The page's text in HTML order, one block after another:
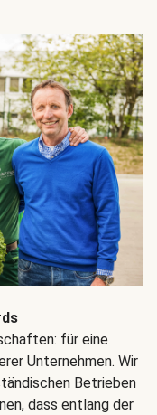
für eine
Unternehmen. Wir
Betrieben
dass entlang der